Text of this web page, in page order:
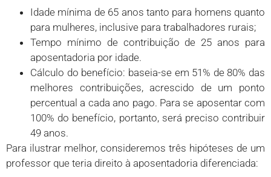
Idade mínima de 65 anos tanto para homens quanto
para mulheres, inclusive para trabalhadores rurais;
Tempo mínimo de contribuição de 25 anos para
aposentadoria por idade.
Cálculo do benefício: baseia-se em 51% de 80% das
melhores contribuições, acrescido de um ponto
percentual a cada ano pago. Para se aposentar com
100% do benefício, portanto, será preciso contribuir
49 anos.
Para ilustrar melhor, consideremos três hipóteses de um
professor que teria direito à aposentadoria diferenciada: